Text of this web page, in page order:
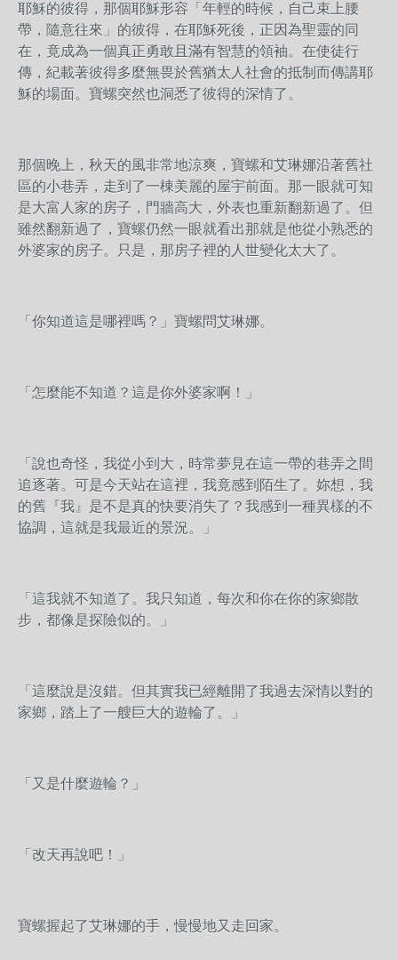
耶穌的彼得，那個耶穌形容「年輕的時候，自己束上腰
帶，隨意往來」的彼得，在耶穌死後，正因為聖靈的同
在，竟成為一個真正勇敢且滿有智慧的領袖。在使徒行
傳，紀載著彼得多麼無畏於舊猶太人社會的抵制而傳講耶
穌的場面。寶螺突然也洞悉了彼得的深情了。
那個晚上，秋天的風非常地涼爽，寶螺和艾琳娜沿著舊社
區的小巷弄，走到了一棟美麗的屋宇前面。那一眼就可知
是大富人家的房子，門牆高大，外表也重新翻新過了。但
雖然翻新過了，寶螺仍然一眼就看出那就是他從小熟悉的
外婆家的房子。只是，那房子裡的人世變化太大了。
「你知道這是哪裡嗎？」寶螺問艾琳娜。
「怎麼能不知道？這是你外婆家啊！」
「說也奇怪，我從小到大，時常夢見在這一帶的巷弄之間
追逐著。可是今天站在這裡，我竟感到陌生了。妳想，我
的舊『我』是不是真的快要消失了？我感到一種異樣的不
協調，這就是我最近的景況。」
「這我就不知道了。我只知道，每次和你在你的家鄉散
步，都像是探險似的。」
「這麼說是沒錯。但其實我已經離開了我過去深情以對的
家鄉，踏上了一艘巨大的遊輪了。」
「又是什麼遊輪？」
「改天再說吧！」
寶螺握起了艾琳娜的手，慢慢地又走回家。